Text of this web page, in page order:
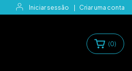
Iniciar sessão Criar uma conta
(0)